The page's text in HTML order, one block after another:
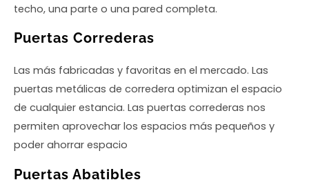
techo, una parte o una pared completa.
Puertas Correderas
Las más fabricadas y favoritas en el mercado. Las
puertas metálicas de corredera optimizan el espacio
de cualquier estancia. Las puertas correderas nos
permiten aprovechar los espacios más pequeños y
poder ahorrar espacio
Puertas Abatibles